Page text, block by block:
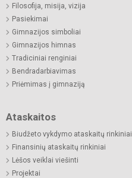
Filosofija, misija, vizija
Pasiekimai
Gimnazijos simboliai
Gimnazijos himnas
Tradiciniai renginiai
Bendradarbiavimas
Priėmimas į gimnaziją
Ataskaitos
Biudžeto vykdymo ataskaitų rinkiniai
Finansinių ataskaitų rinkiniai
Lėšos veiklai viešinti
Projektai